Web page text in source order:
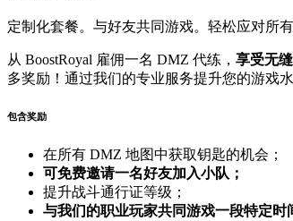
定制化套餐。与好友共同游戏。轻松应对所有
从 BoostRoyal 雇佣一名 DMZ 代练， 享受无
多奖励！通过我们的专业服务提升您的游戏
包含奖励
在所有 DMZ 地图中获取钥匙的机会；
可免费邀请一名好友加入小队；
提升战斗通行证等级；
与我们的职业玩家共同游戏一段特定时